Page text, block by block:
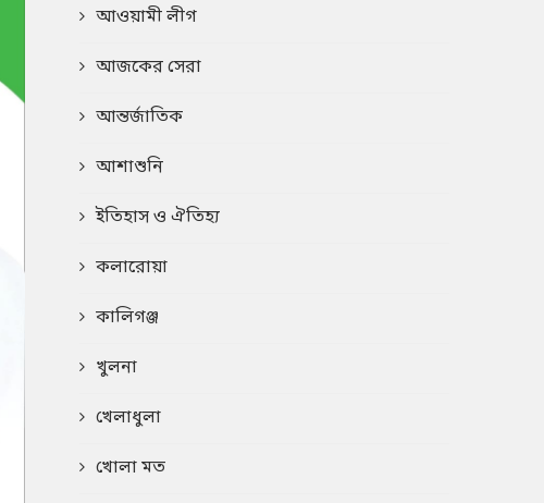
আওয়ামী লীগ
আজকের সেরা
আন্তর্জাতিক
আশাশুনি
ইতিহাস ও ঐতিহ্য
কলারোয়া
কালিগঞ্জ
খুলনা
খেলাধুলা
খোলা মত